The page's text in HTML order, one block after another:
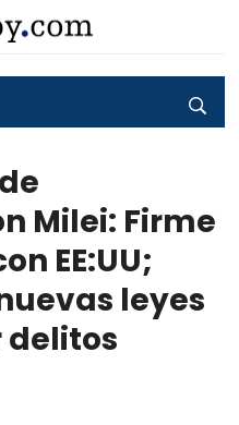
Milei: Firme
EE:UU;
leyes
delitos